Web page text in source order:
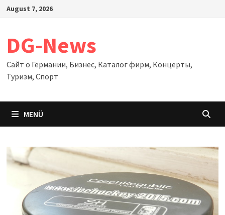
Zum
August 7, 2026
DG-News
Сайт о Германии, Бизнес, Каталог фирм, Концерты,
Туризм, Спорт
MENÜ